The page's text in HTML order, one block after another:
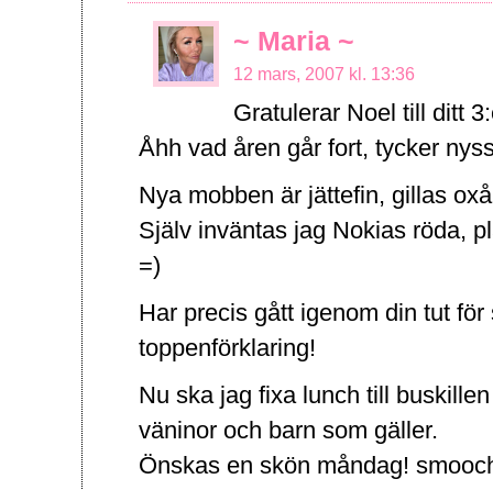
~ Maria ~
12 mars, 2007 kl. 13:36
Gratulerar Noel till ditt
Åhh vad åren går fort, tycker
Nya mobben är jättefin, gillas
Själv inväntas jag Nokias röda,
=)
Har precis gått igenom din tut
toppenförklaring!
Nu ska jag fixa lunch till
väninor och barn som gäller.
Önskas en skön måndag!